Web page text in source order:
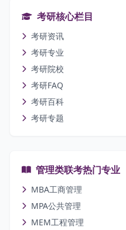
考研核心栏目
考研资讯
考研专业
考研院校
考研FAQ
考研百科
考研专题
管理类联考热门专业
MBA工商管理
MPA公共管理
MEM工程管理